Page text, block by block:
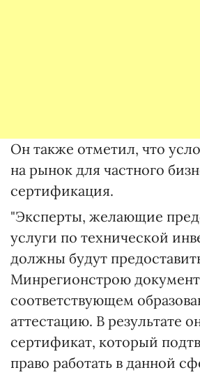
Он также отметил, что
на рынок для частного
сертификация.
"Эксперты, желающие
услуги по технической
должны будут
Минрегионстрою
соответствующем
аттестацию. В результате
сертификат, который
право работать в данной